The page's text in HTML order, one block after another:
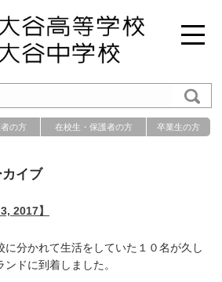
の方 在校生・保護者の方 卒業生の方
イブ
2017】
に分かれて生活をしていた１０名が久し
ドに到着しました。